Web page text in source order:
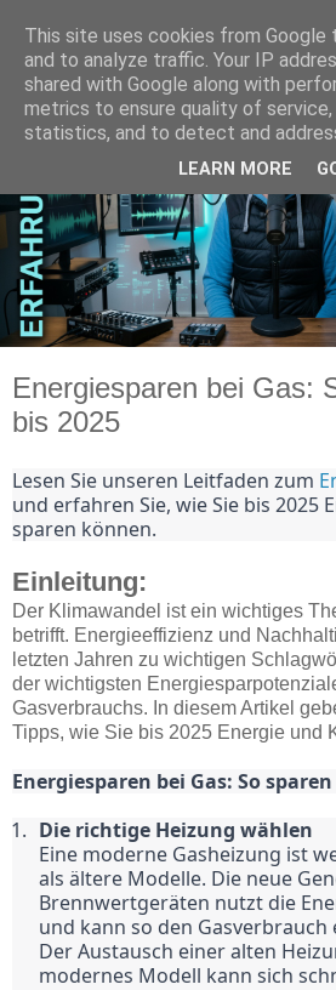
Energiesparen bei Gas:
bis 2025
Lesen Sie unseren Leitfaden zum
und erfahren Sie, wie Sie bis 2025
sparen können.
Einleitung:
Der Klimawandel ist ein wichtiges
betrifft. Energieeffizienz und
letzten Jahren zu wichtigen
der wichtigsten
Gasverbrauchs. In diesem Artikel
Tipps, wie Sie bis 2025 Energie und
Energiesparen bei Gas: So sparen
Die richtige Heizung wählen
Eine moderne Gasheizung ist
als ältere Modelle. Die neue
Brennwertgeräten nutzt die
und kann so den
Der Austausch einer alten
modernes Modell kann sich
This site uses cookies from
and to analyze traffic. Your IP
shared with Google along with
metrics to ensure quality of service,
statistics, and to detect and
LEARN MORE